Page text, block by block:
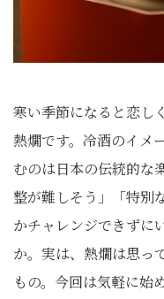
寒い季節になると恋し
熱燗です。冷酒のイメ
むのは日本の伝統的な
整が難しそう」「特別
かチャレンジできずに
か。実は、熱燗は思っ
もの。今回は気軽に始